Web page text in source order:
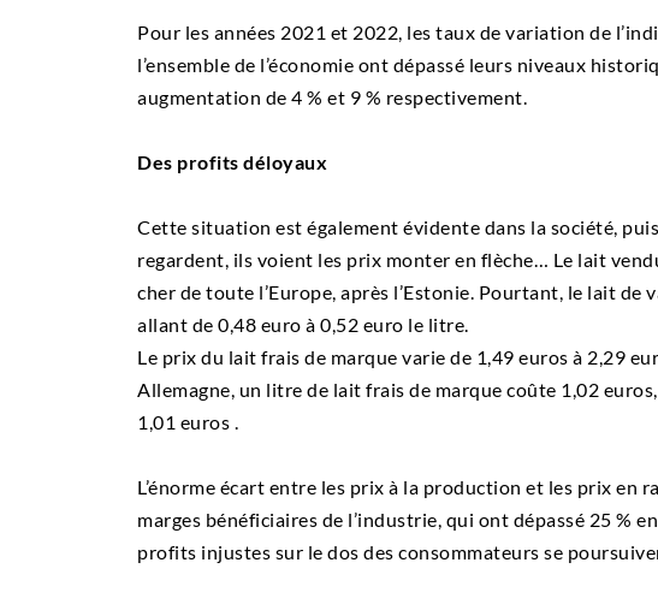
Pour les années 2021 et 2022, les taux de variation de
l’ensemble de l’économie ont dépassé leurs niveaux
augmentation de 4 % et 9 % respectivement.
Des profits déloyaux
Cette situation est également évidente dans la société,
regardent, ils voient les prix monter en flèche… Le lait
cher de toute l’Europe, après l’Estonie. Pourtant, le lait
allant de 0,48 euro à 0,52 euro le litre.
Le prix du lait frais de marque varie de 1,49 euros à 2,29
Allemagne, un litre de lait frais de marque coûte 1,02
1,01 euros .
L’énorme écart entre les prix à la production et les prix en
marges bénéficiaires de l’industrie, qui ont dépassé 25 %
profits injustes sur le dos des consommateurs se